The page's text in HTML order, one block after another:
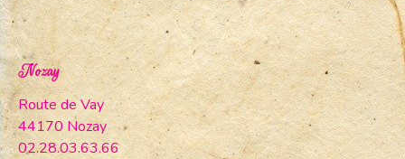
Nozay
Route de Vay
44170 Nozay
02.28.03.63.66